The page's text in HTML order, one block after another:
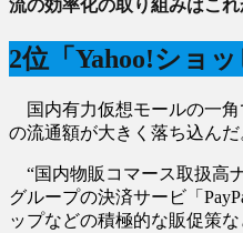
流の効率化の取り組みはこ
2位「Yahoo!ショ
国内有力仮想モールの一角
の流通額が大きく落ち込んだ
“国内物販コマース取扱高
グループの決済サービ「
ップなどの積極的な販促策